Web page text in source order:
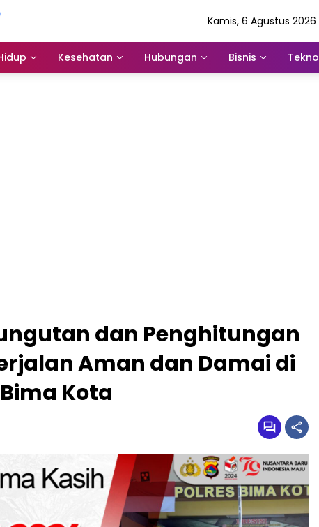
Kamis, 6 Agustus 2026
Kesehatan Hubungan Bisnis Tekno
dan Penghitungan
Aman dan Damai di
Kota